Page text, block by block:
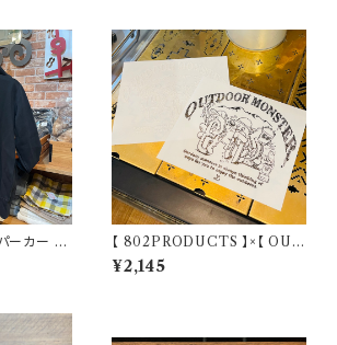
【 802PRODUCTS 】×【 OUT
DOORMONSTER 】802KO
BO’S カッティングステッカー ア
¥2,145